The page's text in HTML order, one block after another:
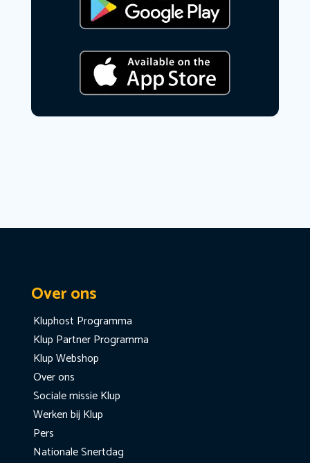
Over ons
Kluphost Programma
Klup Partner Programma
Klup Webshop
Over ons
Sociale missie Klup
Werken bij Klup
Pers
Nationale Snertdag